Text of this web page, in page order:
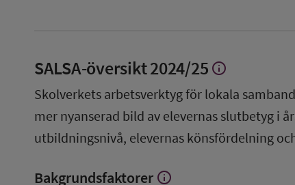
SALSA-översikt2024/25 Visa
om
SALSA-
översikt
info
Skolverkets arbetsverktyg för lokala
mer nyanserad bild av elevernas slutbetyg i
utbildningsnivå, elevernas könsfördelning
Bakgrundsfaktorer Visa
info